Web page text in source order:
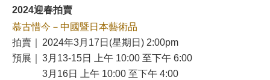
2024迎春拍賣
慕古惜今－中國暨日本藝術品
拍賣｜
2024年3月17日(星期日) 2:00pm
預展｜
3月13-15日 上午 10:00 至下午 6:00
3月16日 上午 10:00 至下午 4:00